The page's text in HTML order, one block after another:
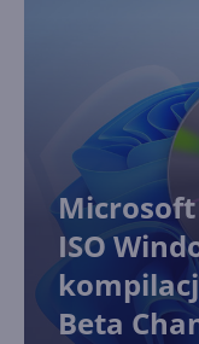
ISO
Beta